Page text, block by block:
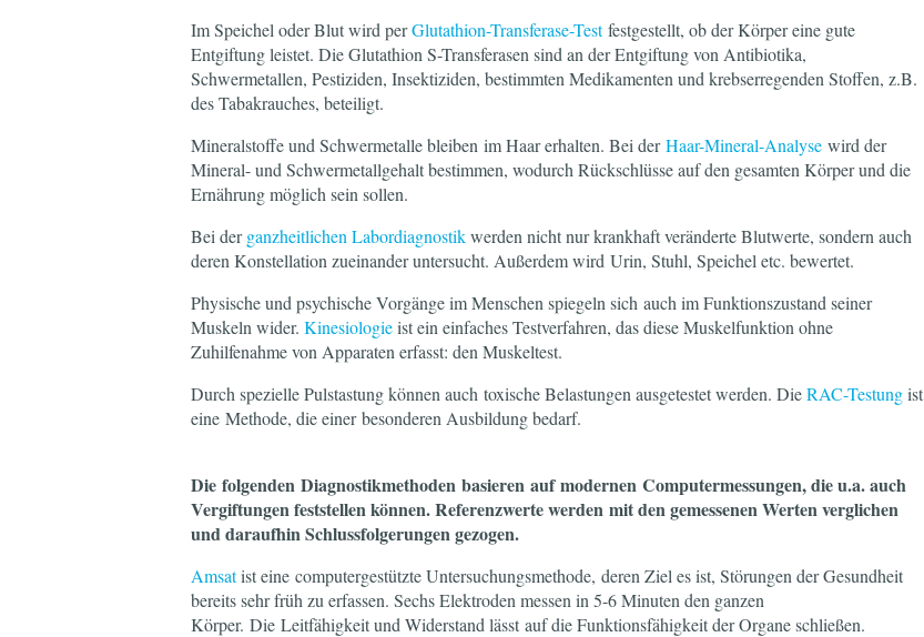
Im Speichel oder Blut wird perGlutathion-Transferase-Testfestgestellt, ob der Körper eine gute
Entgiftung leistet. Die Glutathion S-Transferasen sind an der Entgiftung von Antibiotika,
Schwermetallen, Pestiziden, Insektiziden, bestimmten Medikamenten und krebserregenden Stoffen, z.B.
des Tabakrauches, beteiligt.
Mineralstoffe und Schwermetalle bleiben im Haar erhalten. Bei derHaar-Mineral-Analyse wird der
Mineral- und Schwermetallgehalt bestimmen, wodurch Rückschlüsse auf den gesamten Körper und die
Ernährung möglich sein sollen.
Bei derganzheitlichen Labordiagnostikwerden nicht nur krankhaft veränderte Blutwerte, sondern auch
deren Konstellation zueinander untersucht. Außerdem wird Urin, Stuhl, Speichel etc. bewertet.
Physische und psychische Vorgänge im Menschen spiegeln sich auch im Funktionszustand seiner
Muskeln wider. Kinesiologieist ein einfaches Testverfahren, das diese Muskelfunktion ohne
Zuhilfenahme von Apparaten erfasst: den Muskeltest.
Durch spezielle Pulstastung können auch toxische Belastungen ausgetestet werden. DieRAC-Testungist
eine Methode, die einer besonderen Ausbildung bedarf.
Die folgenden Diagnostikmethoden basieren auf modernen Computermessungen, die u.a. auch
Vergiftungen feststellen können. Referenzwerte werden mit den gemessenen Werten verglichen
und daraufhin Schlussfolgerungen gezogen.
Amsatist eine computergestützte Untersuchungsmethode, deren Ziel es ist, Störungen der Gesundheit
bereits sehr früh zu erfassen. Sechs Elektroden messen in 5-6 Minuten den ganzen
Körper. Die Leitfähigkeit und Widerstand lässt auf die Funktionsfähigkeit der Organe schließen.